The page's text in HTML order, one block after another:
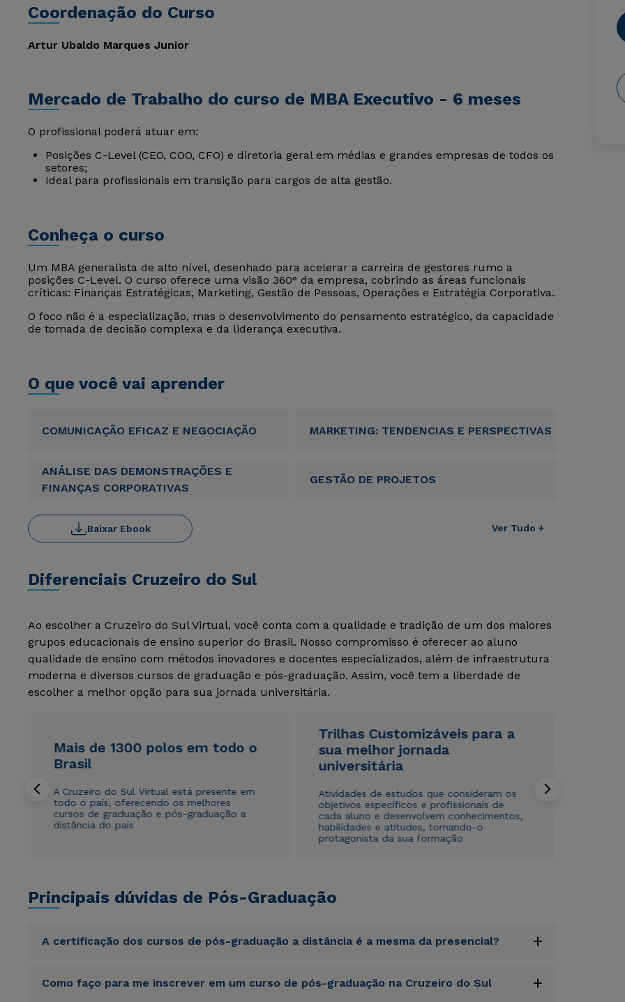
Coordenação do Curso
Artur Ubaldo Marques Junior
Mercado de Trabalho do curso de MBA Executivo - 6 meses
O profissional poderá atuar em:
Posições C-Level (CEO, COO, CFO) e diretoria geral em médias e grandes empresas de todos os
setores;
Ideal para profissionais em transição para cargos de alta gestão.
Conheça o curso
Um MBA generalista de alto nível, desenhado para acelerar a carreira de gestores rumo a
posições C-Level. O curso oferece uma visão 360° da empresa, cobrindo as áreas funcionais
críticas: Finanças Estratégicas, Marketing, Gestão de Pessoas, Operações e Estratégia Corporativa.
O foco não é a especialização, mas o desenvolvimento do pensamento estratégico, da capacidade
de tomada de decisão complexa e da liderança executiva.
O que você vai aprender
COMUNICAÇÃO EFICAZ E NEGOCIAÇÃO MARKETING: TENDENCIAS E PERSPECTIVAS
ANÁLISE DAS DEMONSTRAÇÕES E
FINANÇAS CORPORATIVAS
GESTÃO DE PROJETOS
Ver Tudo +
Baixar Ebook
Diferenciais Cruzeiro do Sul
Ao escolher a Cruzeiro do Sul Virtual, você conta com a qualidade e tradição de um dos maiores
grupos educacionais de ensino superior do Brasil. Nosso compromisso é oferecer ao aluno
qualidade de ensino com métodos inovadores e docentes especializados, além de infraestrutura
moderna e diversos cursos de graduação e pós-graduação. Assim, você tem a liberdade de
escolher a melhor opção para sua jornada universitária.
Mais de 1300 polos em todo o
Brasil
A Cruzeiro do Sul Virtual está presente em
todo o país, oferecendo os melhores
cursos de graduação e pós-graduação a
distância do país
Trilhas Customizáveis para a
sua melhor jornada
universitária
Atividades de estudos que consideram os
objetivos específicos e profissionais de
cada aluno e desenvolvem conhecimentos,
habilidades e atitudes, tornando-o
protagonista da sua formação
Principais dúvidas de Pós-Graduação
A certificação dos cursos de pós-graduação a distância é a mesma da presencial? +
totam rem aperiam, eaque ipsa quae ab illo inventore veritatis et quasi architecto beatae vitae dicta
Como faço para me inscrever em um curso de pós-graduação na Cruzeiro do Sul +
WhatsApp
ou
autorizo que meus dados sejam utilizados para o
WhatsApp
ou
autorizo que meus dados sejam utilizados para o